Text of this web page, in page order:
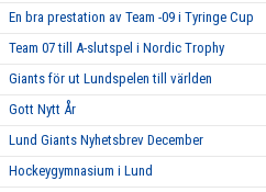
En bra prestation av Team -09 i Tyringe Cup
Team 07 till A-slutspel i Nordic Trophy
Giants för ut Lundspelen till världen
Gott Nytt År
Lund Giants Nyhetsbrev December
Hockeygymnasium i Lund